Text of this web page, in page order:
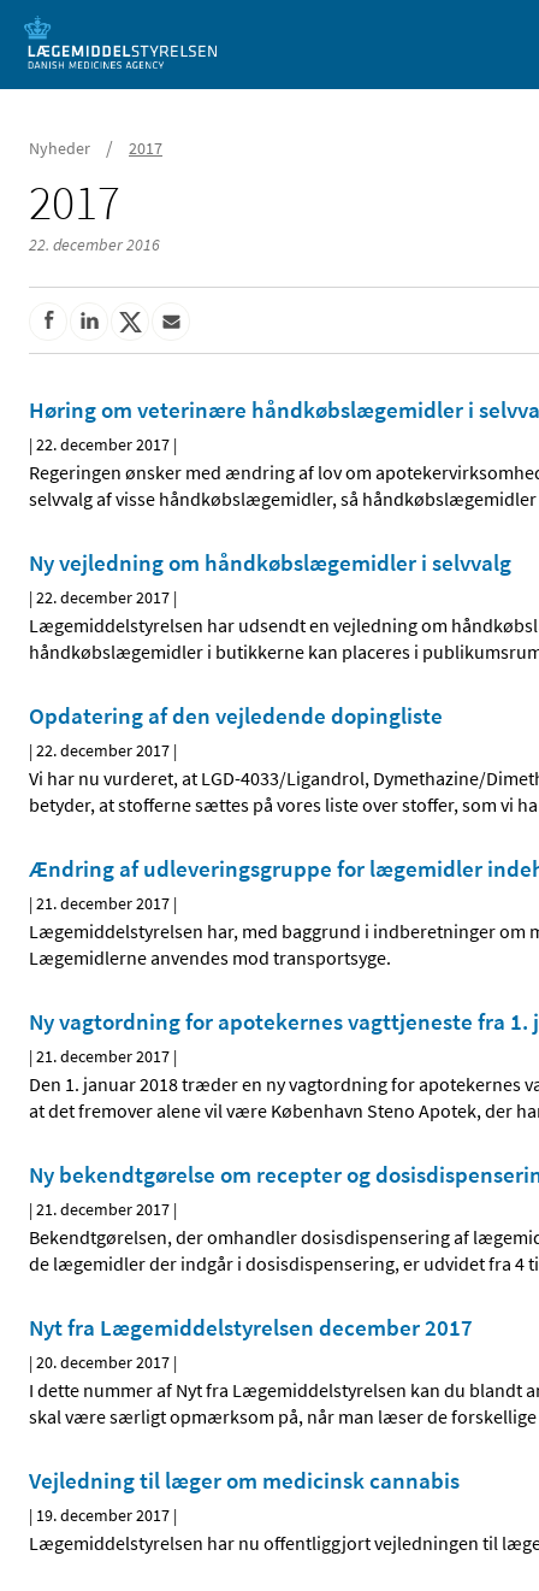
Mobil visning
Nyheder / 2017
2017
22. december 2016
Høring om veterinære håndkøbslægemidler i
|22. december 2017 |
Regeringen ønsker med ændring af lov om
selvvalg af visse håndkøbslægemidler, så
Ny vejledning om håndkøbslægemidler i selvvalg
|22. december 2017 |
Lægemiddelstyrelsen har udsendt en vejledning om
håndkøbslægemidler i butikkerne kan placeres i
Opdatering af den vejledende dopingliste
|22. december 2017 |
Vi har nu vurderet, at LGD-4033/Ligandrol, Dymethazine/
betyder, at stofferne sættes på vores liste over stoffer, som vi
Ændring af udleveringsgruppe for lægemidler
|21. december 2017 |
Lægemiddelstyrelsen har, med baggrund i indberetninger
Lægemidlerne anvendes mod transportsyge.
Ny vagtordning for apotekernes vagttjeneste fra 1.
|21. december 2017 |
Den 1. januar 2018 træder en ny vagtordning for apotekernes
at det fremover alene vil være København Steno Apotek, der
Ny bekendtgørelse om recepter og
|21. december 2017 |
Bekendtgørelsen, der omhandler dosisdispensering af
de lægemidler der indgår i dosisdispensering, er udvidet fra 4
Nyt fra Lægemiddelstyrelsen december 2017
|20. december 2017 |
I dette nummer af Nyt fra Lægemiddelstyrelsen kan du blandt
skal være særligt opmærksom på, når man læser de
Vejledning til læger om medicinsk cannabis
| 19. december 2017 |
Lægemiddelstyrelsen har nu offentliggjort vejledningen til